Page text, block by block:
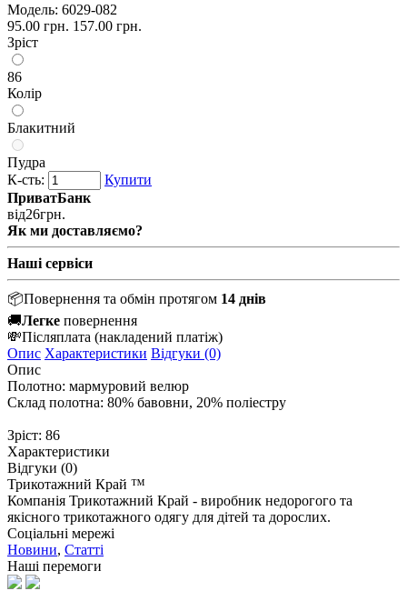
Модель: 6029-082
95.00 грн. 157.00 грн.
Зріст
86
Колір
Блакитний
Пудра
К-сть:
Купити
ПриватБанк
від26грн.
Як ми доставляємо?
Наші сервіси
📦Повернення та обмін протягом 14 днів
🚚Легке повернення
💸Післяплата (накладений платіж)
Опис Характеристики Відгуки (0)
Опис
Полотно: мармуровий велюр
Склад полотна: 80% бавовни, 20% поліестру
Зріст: 86
Характеристики
Відгуки (0)
Трикотажний Край ™
Компанія Трикотажний Край - виробник недорогого та
якісного трикотажного одягу для дітей та дорослих.
Соціальні мережі
Новини, Статті
Наші перемоги